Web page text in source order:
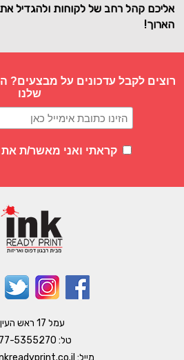
אליכם קהל רחב של לקוחות ולהגדיל
הארוך!
רוצים לקבל עדכונים על מבצעים?
שלנו
קראתי ואני מאשר/ת את
עמל 17 ראש העין
טל: 5355270
מייל: